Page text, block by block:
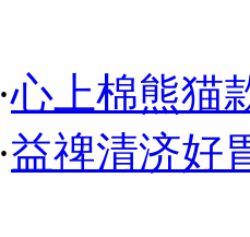
·心上棉熊猫
·益禆清济好